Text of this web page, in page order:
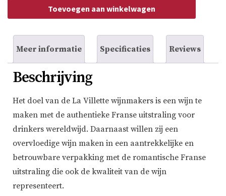
Cinsault
aantal
Toevoegen aan winkelwagen
Meer informatie Specificaties Reviews
Beschrijving
Het doel van de La Villette wijnmakers is een wijn te
maken met de authentieke Franse uitstraling voor
drinkers wereldwijd. Daarnaast willen zij een
overvloedige wijn maken in een aantrekkelijke en
betrouwbare verpakking met de romantische Franse
uitstraling die ook de kwaliteit van de wijn
representeert.